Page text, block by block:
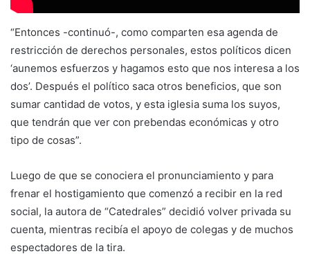
“Entonces -continuó-, como comparten esa agenda de
restricción de derechos personales, estos políticos dicen
‘aunemos esfuerzos y hagamos esto que nos interesa a los
dos’. Después el político saca otros beneficios, que son
sumar cantidad de votos, y esta iglesia suma los suyos,
que tendrán que ver con prebendas económicas y otro
tipo de cosas”.
Luego de que se conociera el pronunciamiento y para
frenar el hostigamiento que comenzó a recibir en la red
social, la autora de “Catedrales” decidió volver privada su
cuenta, mientras recibía el apoyo de colegas y de muchos
espectadores de la tira.